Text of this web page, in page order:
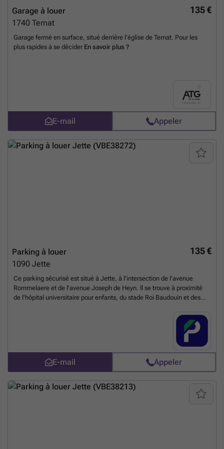
135 €
Garage à louer
1740 Ternat
Garage fermé en surface, situé derrière l'église de Ternat. Pour les
plus rapides à se décider En savoir plus ?
E-mail Appeler
135 €
Parking à louer
1090 Jette
Ce parking sécurisé est situé à Jette, à l'intersection de l'avenue
Rommelaere et de l'avenue Joseph de Heyn. Il se trouve à proximité
de l'hôpital universitaire pour enfants, du stade Roi Baudouin et des
"Stienon" à proximité, vous pouvez prendre la ligne 88, 51, 93 à partir
recherche d'une place de parking dans ce quartier. BePark offre de
nombreuses options de location. Choisissez celui qui vous conviendra
le mieux. Vous pouvez réserver directement votre parking sur le lien
suivant : ###En savoir plus ?
E-mail Appeler